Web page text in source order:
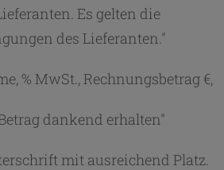
Es gelten die
des Lieferanten."
% MwSt., Rechnungsbetrag €,
dankend erhalten"
mit ausreichend Platz.